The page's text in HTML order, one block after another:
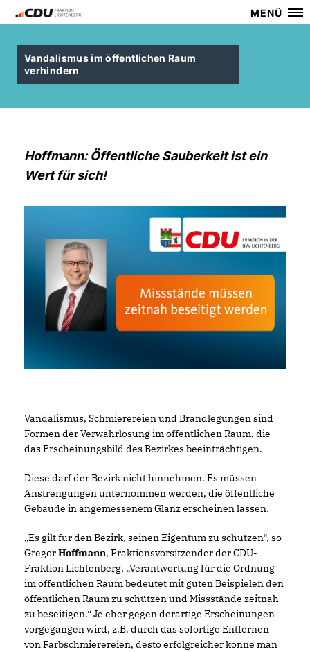
MENÜ
Vandalismus im öffentlichen Raum
verhindern
Hoffmann: Öffentliche Sauberkeit ist ein
Wert für sich!
Vandalismus, Schmierereien und Brandlegungen sind
Formen der Verwahrlosung im öffentlichen Raum, die
das Erscheinungsbild des Bezirkes beeinträchtigen.
Diese darf der Bezirk nicht hinnehmen. Es müssen
Anstrengungen unternommen werden, die öffentliche
Gebäude in angemessenem Glanz erscheinen lassen.
Es gilt für den Bezirk, seinen Eigentum zu schützen“, so
GregorHoffmann, Fraktionsvorsitzender der CDU-
Fraktion Lichtenberg, „Verantwortung für die Ordnung
im öffentlichen Raum bedeutet mit guten Beispielen den
öffentlichen Raum zu schützen und Missstände zeitnah
zu beseitigen.“ Je eher gegen derartige Erscheinungen
vorgegangen wird, z.B. durch das sofortige Entfernen
von Farbschmierereien, desto erfolgreicher könne man